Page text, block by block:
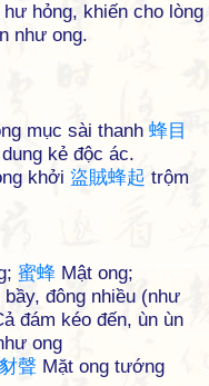
hỏng, khiến cho lòng
như ong.
mục sài thanh 蜂目
kẻ độc ác.
khởi 盜賊蜂起 trộm
蜜蜂 Mật ong;
đông nhiều (như
đám kéo đến, ùn ùn
ong
豺聲 Mặt ong tướng